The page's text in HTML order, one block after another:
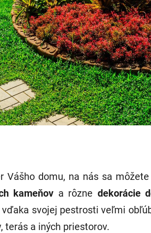
Vášho domu, na nás sa
kameňov a rôzne dekorácie
vďaka svojej pestrosti veľmi
terás a iných priestorov.